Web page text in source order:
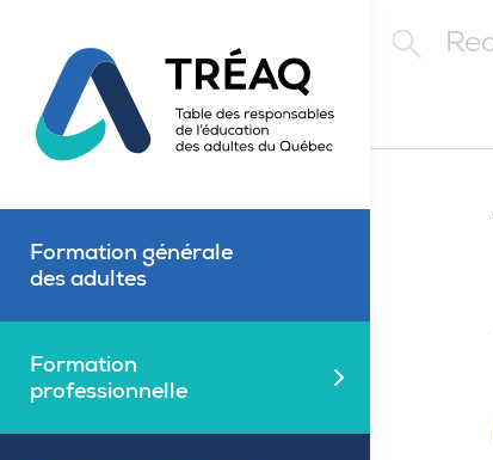
Formation générale
des adultes
Formation
professionnelle
Fermé